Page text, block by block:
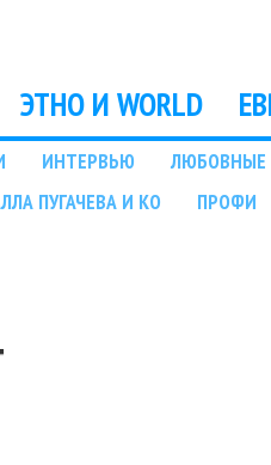
ЭТНО И WORLD
ИНТЕРВЬЮ ЛЮБОВНЫЕ
ПУГАЧЕВА И КО ПРОФИ